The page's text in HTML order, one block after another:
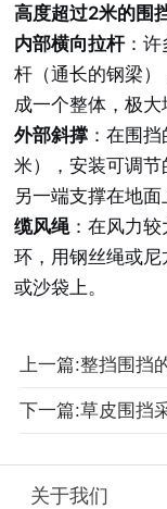
高度超过2米的围
内部横向拉杆：许
杆（通长的钢梁
成一个整体，极
外部斜撑 ：在围
米），安装可调节
另一端支撑在地面
缆风绳：在风力
环，用钢丝绳或
或沙袋上。
上一篇:整挡围挡
关于我们